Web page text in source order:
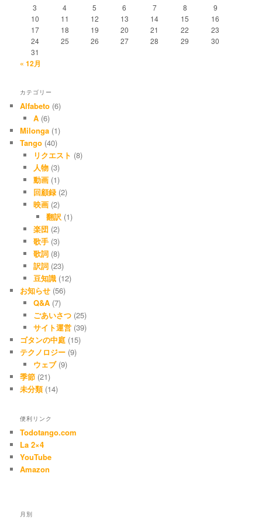
3
4 5 6 7 8
9
10
11 12 13 14 15
16
17
18 19 20 21 22
23
24
25 26 27 28 29
30
31
« 12月
カテゴリー
Alfabeto (6)
A(6)
Milonga (1)
Tango (40)
リクエスト (8)
人物(3)
動画(1)
回顧録(2)
映画(2)
翻訳 (1)
楽団(2)
歌手(3)
歌詞(8)
訳詞(23)
豆知識(12)
お知らせ (56)
Q&A(7)
ごあいさつ(25)
サイト運営(39)
ゴタンの中庭 (15)
テクノロジー (9)
ウェブ(9)
季節 (21)
未分類(14)
便利リンク
Todotango.com
La 2×4
YouTube
Amazon
月別